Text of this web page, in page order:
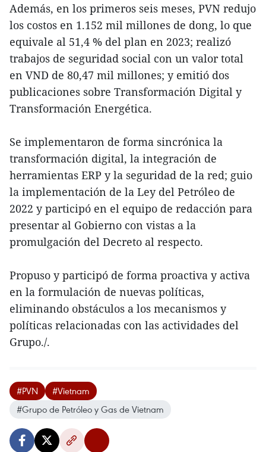
Además, en los primeros seis meses, PVN redujo
los costos en 1.152 mil millones de dong, lo que
equivale al 51,4 % del plan en 2023; realizó
trabajos de seguridad social con un valor total
en VND de 80,47 mil millones; y emitió dos
publicaciones sobre Transformación Digital y
Transformación Energética.
Se implementaron de forma sincrónica la
transformación digital, la integración de
herramientas ERP y la seguridad de la red; guio
la implementación de la Ley del Petróleo de
2022 y participó en el equipo de redacción para
presentar al Gobierno con vistas a la
promulgación del Decreto al respecto.
Propuso y participó de forma proactiva y activa
en la formulación de nuevas políticas,
eliminando obstáculos a los mecanismos y
políticas relacionadas con las actividades del
Grupo./.
#PVN
#Vietnam
#Grupo de Petróleo y Gas de Vietnam